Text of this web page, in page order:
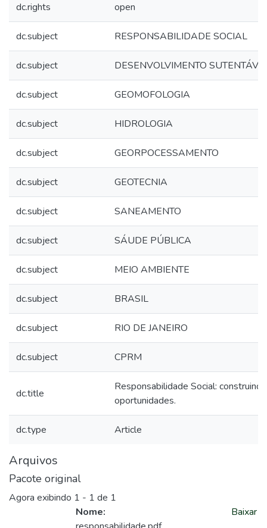
dc.rights open
dc.subject RESPONSABILIDADE SOCIAL
dc.subject DESENVOLVIMENTO
dc.subject GEOMOFOLOGIA
dc.subject HIDROLOGIA
dc.subject GEORPOCESSAMENTO
dc.subject GEOTECNIA
dc.subject SANEAMENTO
dc.subject SÁUDE PÚBLICA
dc.subject MEIO AMBIENTE
dc.subject BRASIL
dc.subject RIO DE JANEIRO
dc.subject CPRM
dc.title
Responsabilidade Social: construindo
oportunidades.
dc.type Article
Arquivos
Pacote original
Agora exibindo 1 - 1 de 1
Nome:
Baixar